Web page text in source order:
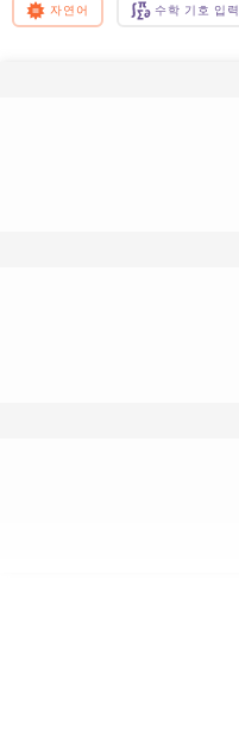
자연어 수학 기호 입력